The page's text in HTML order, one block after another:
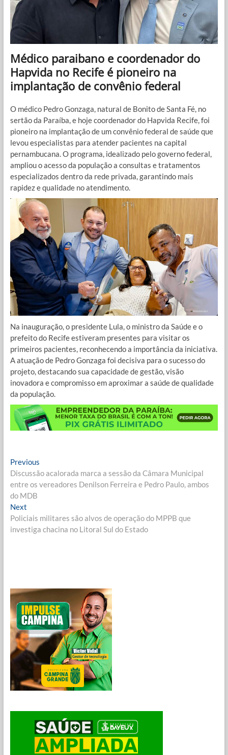
Médico paraibano e coordenador do
Hapvida no Recife é pioneiro na
implantação de convênio federal
O médico Pedro Gonzaga, natural de Bonito de Santa Fé, no
sertão da Paraíba, e hoje coordenador do Hapvida Recife, foi
pioneiro na implantação de um convênio federal de saúde que
levou especialistas para atender pacientes na capital
pernambucana. O programa, idealizado pelo governo federal,
ampliou o acesso da população a consultas e tratamentos
especializados dentro da rede privada, garantindo mais
rapidez e qualidade no atendimento.
Na inauguração, o presidente Lula, o ministro da Saúde e o
prefeito do Recife estiveram presentes para visitar os
primeiros pacientes, reconhecendo a importância da iniciativa.
A atuação de Pedro Gonzaga foi decisiva para o sucesso do
projeto, destacando sua capacidade de gestão, visão
inovadora e compromisso em aproximar a saúde de qualidade
da população.
Navegação
de
Post
PreviousPrevious
post:
Discussão acalorada marca a sessão da Câmara Municipal
entre os vereadores Denilson Ferreira e Pedro Paulo, ambos
do MDB
NextNext
post:
Policiais militares são alvos de operação do MPPB que
investiga chacina no Litoral Sul do Estado